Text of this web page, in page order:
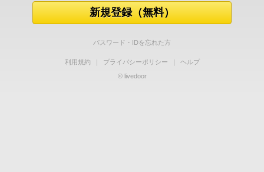
新規登録（無料）
パスワード・IDを忘れた方
利用規約 ｜ プライバシーポリシー ｜
ヘルプ
© livedoor